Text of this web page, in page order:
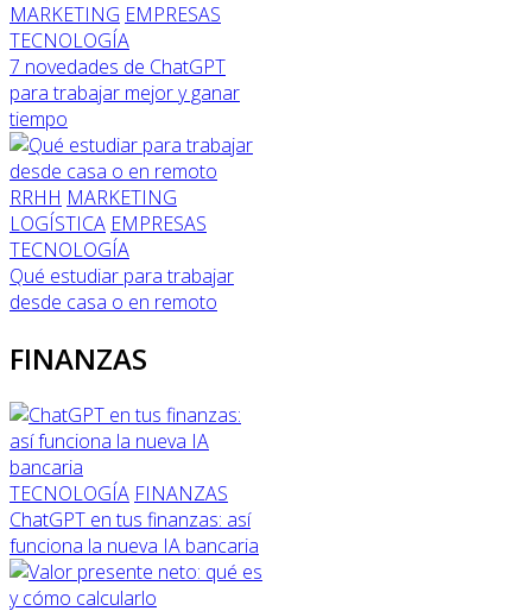
MARKETING EMPRESAS
TECNOLOGÍA
7 novedades de ChatGPT
para trabajar mejor y ganar
tiempo
RRHH MARKETING
LOGÍSTICA EMPRESAS
TECNOLOGÍA
Qué estudiar para trabajar
desde casa o en remoto
FINANZAS
TECNOLOGÍA FINANZAS
ChatGPT en tus finanzas: así
funciona la nueva IA bancaria